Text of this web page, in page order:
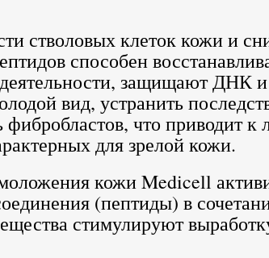
стволовых клеток кожи и
способен
защищают ДНК
вид, устранить
что приводит
для зрелой кожи.
кожи Medicell
(пептиды) в
стимулируют